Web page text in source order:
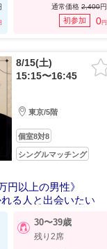
通常価格 2,400円
初参加 0円
8/15(土)
15:15〜16:45
東京/5階
個室8対8
シングルマッチング
円以上の男性》
る人と出会いたい
30〜39歳
残り2席